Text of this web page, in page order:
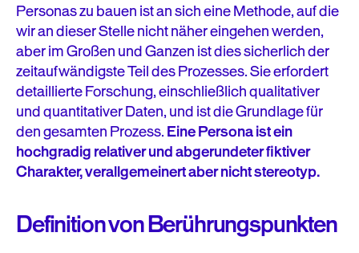
Personas zu bauen ist an sich eine Methode, auf die
wir an dieser Stelle nicht näher eingehen werden,
aber im Großen und Ganzen ist dies sicherlich der
zeitaufwändigste Teil des Prozesses. Sie erfordert
detaillierte Forschung, einschließlich qualitativer
und quantitativer Daten, und ist die Grundlage für
den gesamten Prozess.Eine Persona ist ein
hochgradig relativer und abgerundeter fiktiver
Charakter, verallgemeinert aber nicht stereotyp.
Definition von Berührungspunkten